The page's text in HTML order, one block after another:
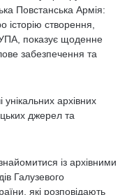
Повстанська Армія:
історію створення,
УПА, показує щоденне
забезпечення та
унікальних архівних
джерел та
із архівними
Галузевого
які розповідають